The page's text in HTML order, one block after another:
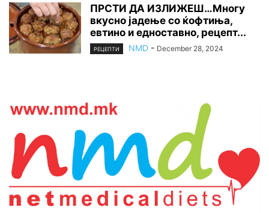
ПРСТИ ДА ИЗЛИЖЕШ…Многу
вкусно јадење со ќофтиња,
евтино и едноставно, рецепт...
РЕЦЕПТИ NMD - December 28, 2024